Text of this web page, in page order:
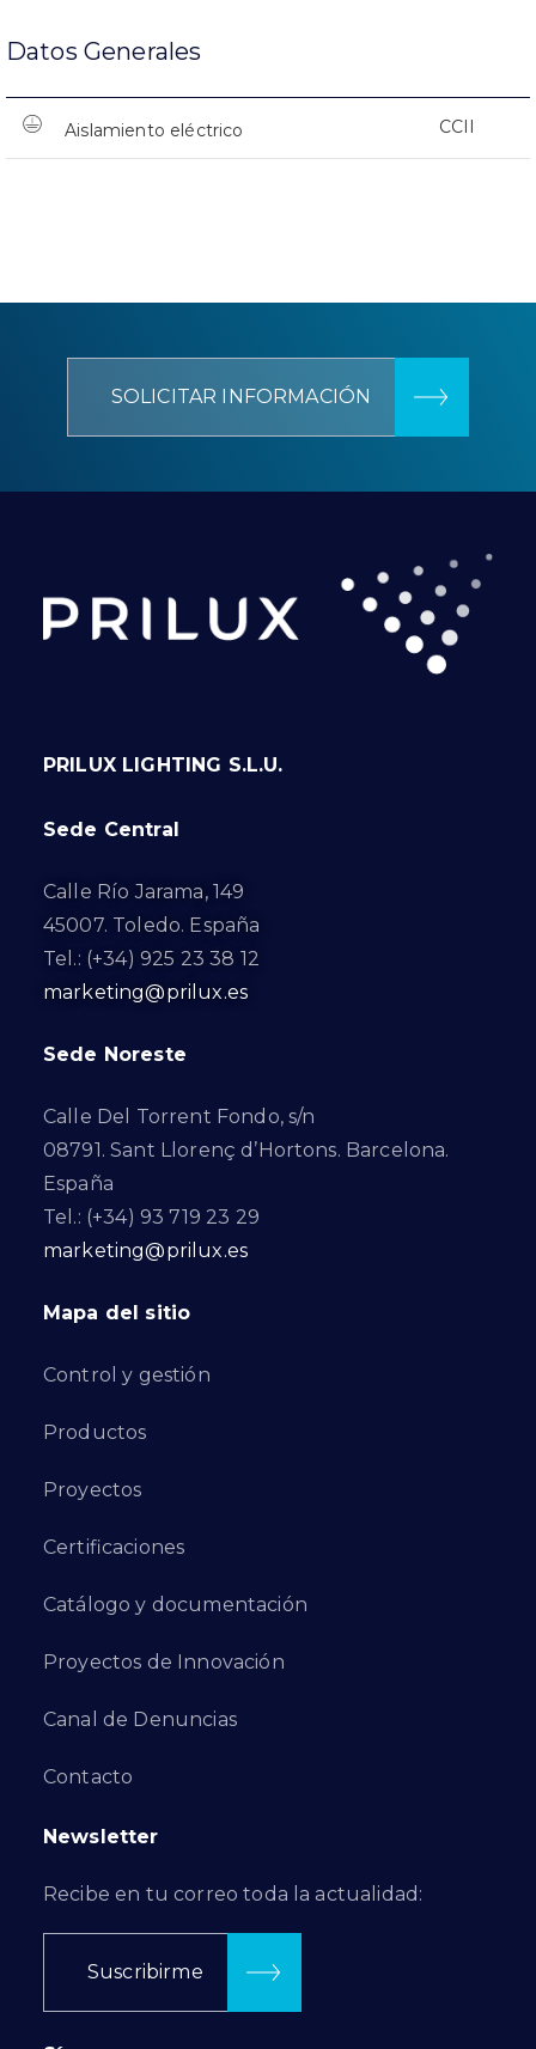
Datos Generales
Aislamiento eléctrico CCII
SOLICITAR INFORMACIÓN
PRILUX LIGHTING S.L.U.
Sede Central
Calle Río Jarama, 149
45007. Toledo. España
Tel.: (+34) 925 23 38 12
marketing@prilux.es
Sede Noreste
Calle Del Torrent Fondo, s/n
08791. Sant Llorenç d’Hortons. Barcelona.
España
Tel.: (+34) 93 719 23 29
marketing@prilux.es
Mapa del sitio
Control y gestión
Productos
Proyectos
Certificaciones
Catálogo y documentación
Proyectos de Innovación
Canal de Denuncias
Contacto
Newsletter
Recibe en tu correo toda la actualidad:
Suscribirme